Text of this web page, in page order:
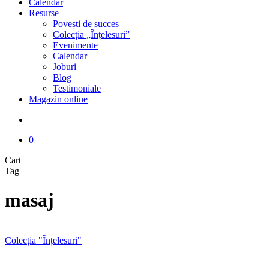
Calendar
Resurse
Povești de succes
Colecția „Înțelesuri”
Evenimente
Calendar
Joburi
Blog
Testimoniale
Magazin online
0
CartClose
Tag
masaj
🌿
Colecția "Înțelesuri"